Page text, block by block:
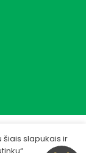
šiais slapukais ir